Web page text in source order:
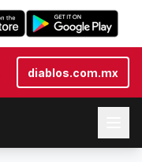
diablos.com.mx